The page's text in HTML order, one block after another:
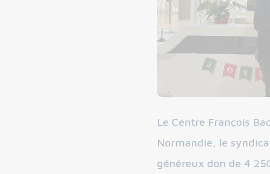
Le Centre François
Normandie, le
généreux don de 4